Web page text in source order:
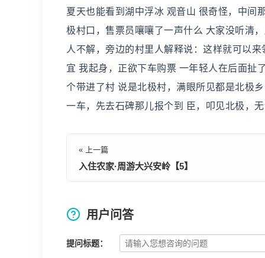
夏天也能看到湖中浮冰 观音山 很奇怪，中间
极村口，售票员嚷嚷了一声什么 大家没听清
人不解，旁边的村里人解释说：这样就可以
宜 我起身，正欲下车购票 一年轻人在后面扯
个带进了村 说是北极村，满眼所见都是北极
一车，先去石碑那儿报个到 臣，叩见北极，
« 上一篇
入住农家·周游大兴安岭【5】
用户问答
提问标题：